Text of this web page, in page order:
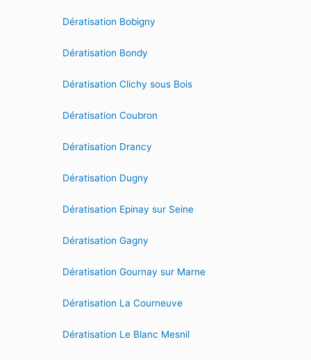
Dératisation Bobigny
Dératisation Bondy
Dératisation Clichy sous Bois
Dératisation Coubron
Dératisation Drancy
Dératisation Dugny
Dératisation Epinay sur Seine
Dératisation Gagny
Dératisation Gournay sur Marne
Dératisation La Courneuve
Dératisation Le Blanc Mesnil